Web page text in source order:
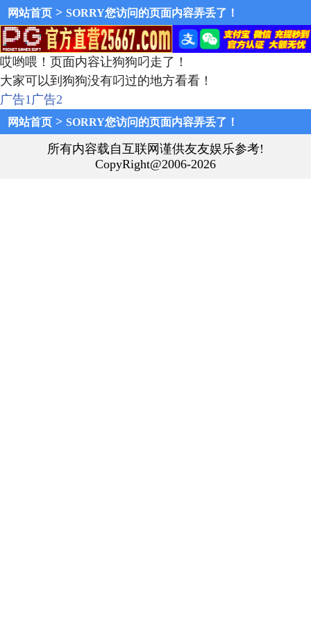
网站首页 > SORRY您访问的页面内容弄丢了！
哎哟喂！页面内容让狗狗叼走了！
大家可以到狗狗没有叼过的地方看看！
广告1广告2
网站首页 > SORRY您访问的页面内容弄丢了！
所有内容载自互联网谨供友友娱乐参考!
CopyRight@2006-2026